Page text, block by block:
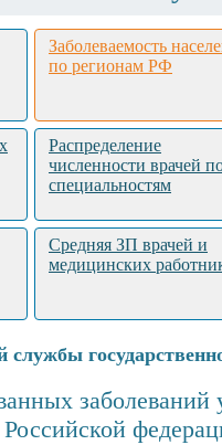
Заболеваемость
по регионам РФ
Распределение
численности врачей
специальностям
Средняя ЗП врачей и
медицинских